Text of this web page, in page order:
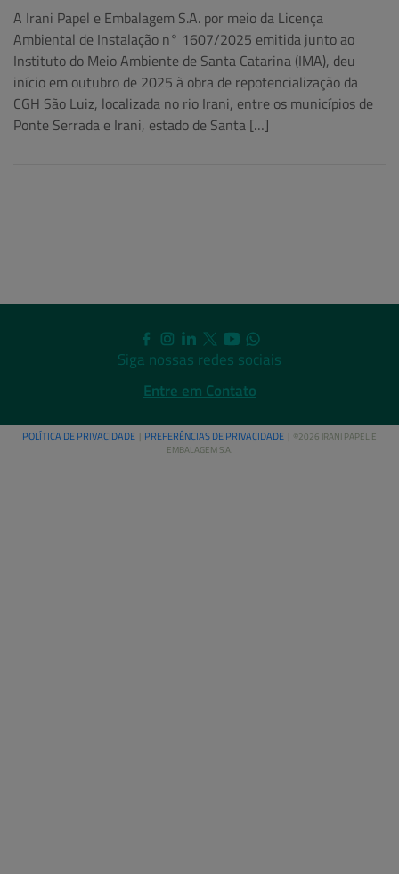
A Irani Papel e Embalagem S.A. por meio da Licença
Ambiental de Instalação n° 1607/2025 emitida junto ao
Instituto do Meio Ambiente de Santa Catarina (IMA), deu
início em outubro de 2025 à obra de repotencialização da
CGH São Luiz, localizada no rio Irani, entre os municípios de
Ponte Serrada e Irani, estado de Santa […]
Siga nossas redes sociais
Entre em Contato
POLÍTICA DE PRIVACIDADE | PREFERÊNCIAS DE PRIVACIDADE | ©2026 IRANI PAPEL E
EMBALAGEM S.A.